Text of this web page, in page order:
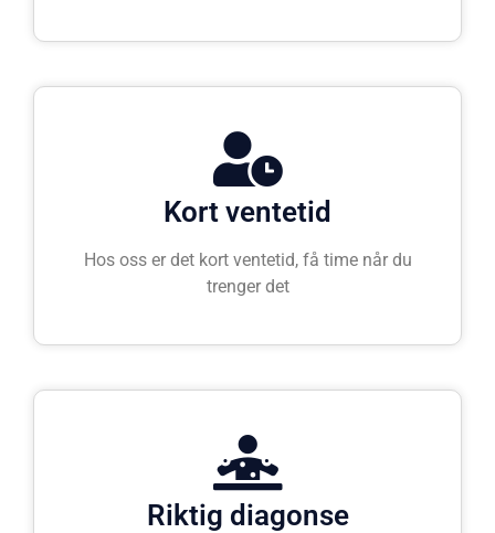
Kort ventetid
Hos oss er det kort ventetid, få time når du
trenger det
Riktig diagonse